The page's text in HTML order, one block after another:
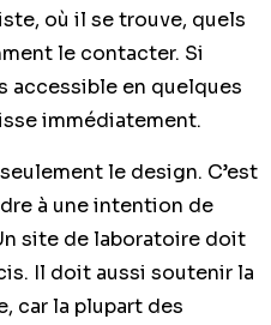
où il se trouve, quels
le contacter. Si
accessible en quelques
immédiatement.
le design. C’est
à une intention de
site de laboratoire doit
Il doit aussi soutenir la
car la plupart des